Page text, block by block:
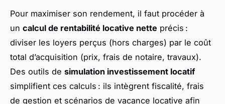
Pour maximiser son rendement, il faut procéder à
un calcul de rentabilité locative nette précis :
diviser les loyers perçus (hors charges) par le coût
total d’acquisition (prix, frais de notaire, travaux).
Des outils de simulation investissement locatif
simplifient ces calculs : ils intègrent fiscalité, frais
de gestion et scénarios de vacance locative afin